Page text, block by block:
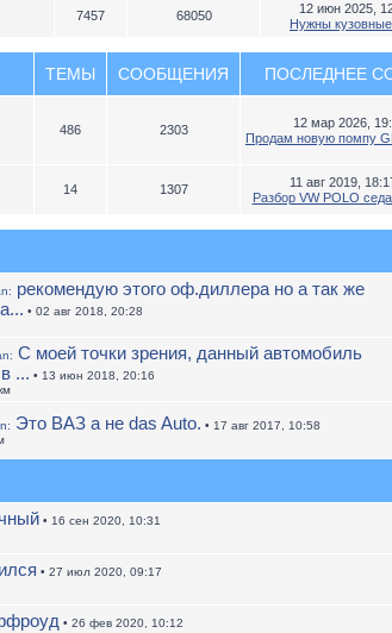
7457 68050 12 июн 2025,
Нужны кузовные
ТЕМЫ СООБЩЕНИЯ ПОСЛЕДНЕЕ
486 2303 12 мар 2026,
Продам новую помпу
14 1307 11 авг 2019,
Разбор VW POLO
рекомендую этого оф.диллера но а так же
• 02 авг 2018, 20:28
С моей точки зрения, данный автомобиль
... • 13 июн 2018, 20:16
Это ВАЗ а не das Auto. • 17 авг 2017, 10:58
• 16 сен 2020, 10:31
• 27 июл 2020, 09:17
• 26 фев 2020, 10:12